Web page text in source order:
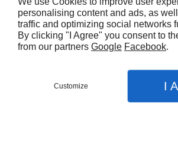
personalising content and ads, as
traffic and optimizing social networks
By clicking "I Agree" you consent to
from our partners Google Facebook.
Customize I